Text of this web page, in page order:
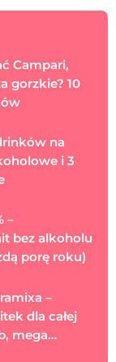
Campari,
gorzkie? 10
na
i 3
–
bez alkoholu
porę roku)
–
dla całej
mega